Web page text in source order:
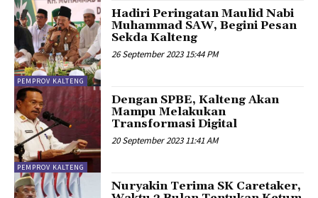
PEMPROV KALTENG
Hadiri Peringatan Maulid Nabi
Muhammad SAW, Begini Pesan
Sekda Kalteng
26 September 2023 15:44 PM
PEMPROV KALTENG
Dengan SPBE, Kalteng Akan
Mampu Melakukan
Transformasi Digital
20 September 2023 11:41 AM
Nuryakin Terima SK Caretaker,